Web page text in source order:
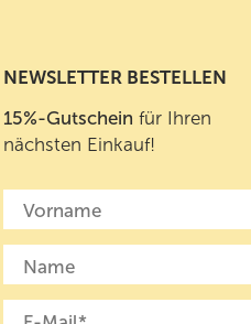
NEWSLETTER BESTELLEN
15%-Gutschein für Ihren
nächsten Einkauf!